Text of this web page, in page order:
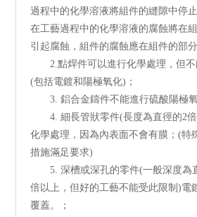
過程中的化學溶液將組件的縫隙中停
在工藝過程中的化學溶液的腐蝕將在
引起腐蝕，組件的腐蝕應在組件的部分
2.點焊件可以進行化學處理，但
(包括電鍍和陽極氧化)；
3. 鋁合金鑄件不能進行硫酸陽極
4. 細長管狀零件(長度為直徑的2
化學處理，因為內表面不會有膜；(特
措施滿足要求)
5. 深槽或深孔的零件(一般深度為
倍以上，但好的工藝不能受此限制)電
覆蓋。；